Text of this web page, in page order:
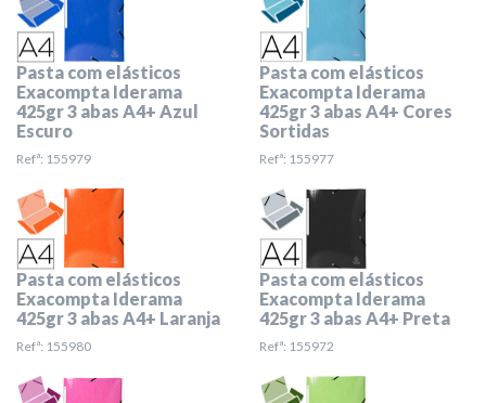
Pasta com elásticos
Exacompta Iderama
425gr 3 abas A4+ Azul
Escuro
Refª: 155979
Pasta com elásticos
Exacompta Iderama
425gr 3 abas A4+ Cores
Sortidas
Refª: 155977
Pasta com elásticos
Exacompta Iderama
425gr 3 abas A4+ Laranja
Refª: 155980
Pasta com elásticos
Exacompta Iderama
425gr 3 abas A4+ Preta
Refª: 155972